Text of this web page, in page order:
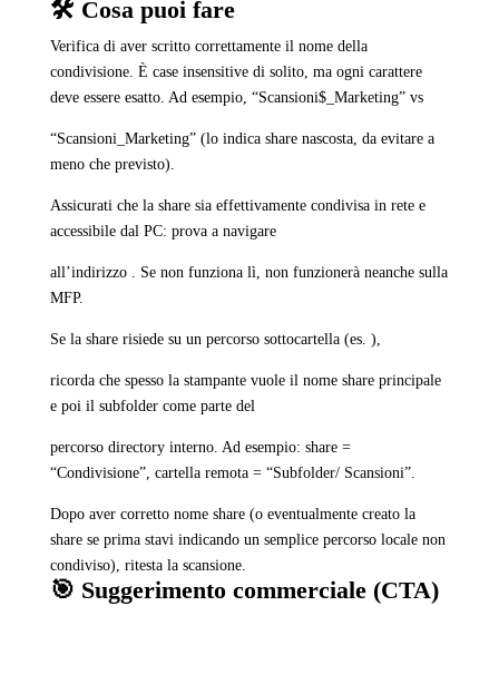
🛠️ Cosa puoi fare
Verifica di aver scritto correttamente il nome della
condivisione. È case insensitive di solito, ma ogni carattere
deve essere esatto. Ad esempio, “Scansioni$_Marketing” vs
“Scansioni_Marketing” (lo indica share nascosta, da evitare a
meno che previsto).
Assicurati che la share sia effettivamente condivisa in rete e
accessibile dal PC: prova a navigare
all’indirizzo . Se non funziona lì, non funzionerà neanche sulla
MFP.
Se la share risiede su un percorso sottocartella (es. ),
ricorda che spesso la stampante vuole il nome share principale
e poi il subfolder come parte del
percorso directory interno. Ad esempio: share =
“Condivisione”, cartella remota = “Subfolder/ Scansioni”.
Dopo aver corretto nome share (o eventualmente creato la
share se prima stavi indicando un semplice percorso locale non
condiviso), ritesta la scansione.
🎯 Suggerimento commerciale (CTA)